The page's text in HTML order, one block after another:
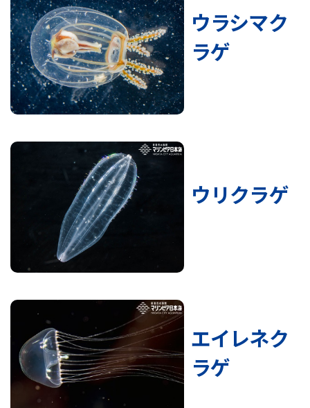
ウラシマク
ラゲ
ウリクラゲ
エイレネク
ラゲ